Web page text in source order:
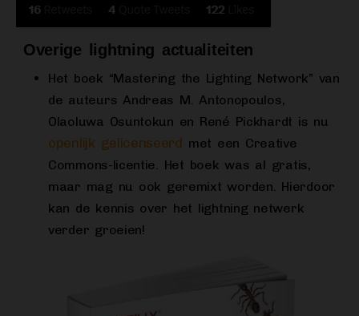
Overige lightning actualiteiten
Het boek “Mastering the Lighting Network” van
de auteurs Andreas M. Antonopoulos,
Olaoluwa Osuntokun en René Pickhardt is nu
openlijk gelicenseerd met een Creative
Commons-licentie. Het boek was al gratis,
maar mag nu ook geremixt worden. Hierdoor
kan de kennis over het lightning netwerk
verder groeien!